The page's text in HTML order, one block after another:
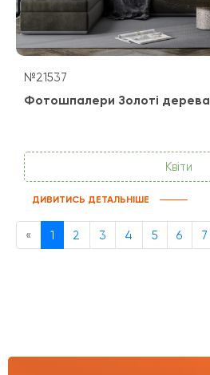
№21537
Фотошпалери Золоті дерева
Квіти
ДИВИТИСЬ ДЕТАЛЬНІШЕ
« Previous
1 2 3 4 5 6 7